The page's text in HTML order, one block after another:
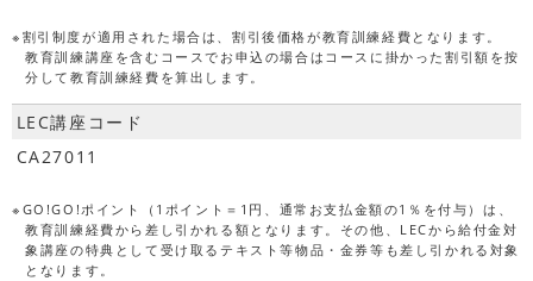
※割引制度が適用された場合は、割引後価格が教育訓練経費となります。
教育訓練講座を含むコースでお申込の場合はコースに掛かった割引額を按
分して教育訓練経費を算出します。
LEC講座コード
CA27011
※GO!GO!ポイント（1ポイント＝1円、通常お支払金額の1％を付与）は、
教育訓練経費から差し引かれる額となります。その他、LECから給付金対
象講座の特典として受け取るテキスト等物品・金券等も差し引かれる対象
となります。